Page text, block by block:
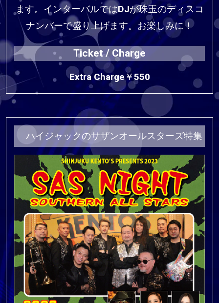
ます。インターバルではDJが珠玉のディスコ
ナンバーで盛り上げます。お楽しみに！
Ticket / Charge
Extra Charge￥550
ハイジャックのサザンオールスターズ特集